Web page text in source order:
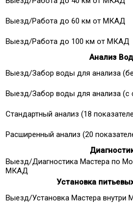
Выезд/Работа до 60 км от МКАД
Выезд/Работа до 100 км от МКАД
Анализ
Выезд/Забор воды для анализа
Выезд/Забор воды для анализа (с
Стандартный анализ (18
Расширенный анализ (20
Выезд/Диагностика Мастера по
МКАД
Установка
Выезд/Установка Мастера внутри